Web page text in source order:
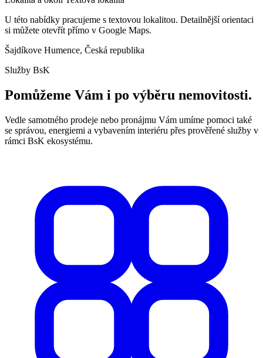
U této nabídky pracujeme s textovou lokalitou. Detailnější orientaci
si můžete otevřít přímo v Google Maps.
Šajdíkove Humence, Česká republika
Služby BsK
Pomůžeme Vám i po výběru nemovitosti.
Vedle samotného prodeje nebo pronájmu Vám umíme pomoci také
se správou, energiemi a vybavením interiéru přes prověřené služby v
rámci BsK ekosystému.